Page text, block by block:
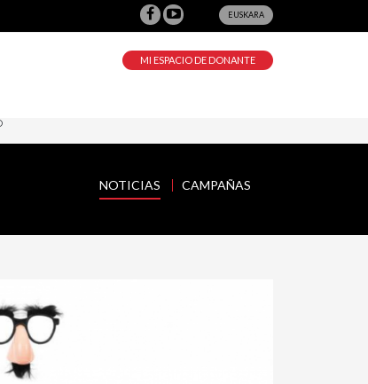
EUSKARA
MI ESPACIO DE DONANTE
NOTICIAS CAMPAÑAS